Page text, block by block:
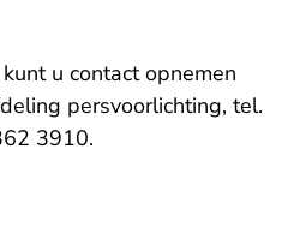
u contact opnemen
persvoorlichting, tel.
3910.